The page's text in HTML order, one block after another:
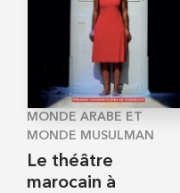
MONDE ARABE ET
MONDE MUSULMAN
Le théâtre
marocain à